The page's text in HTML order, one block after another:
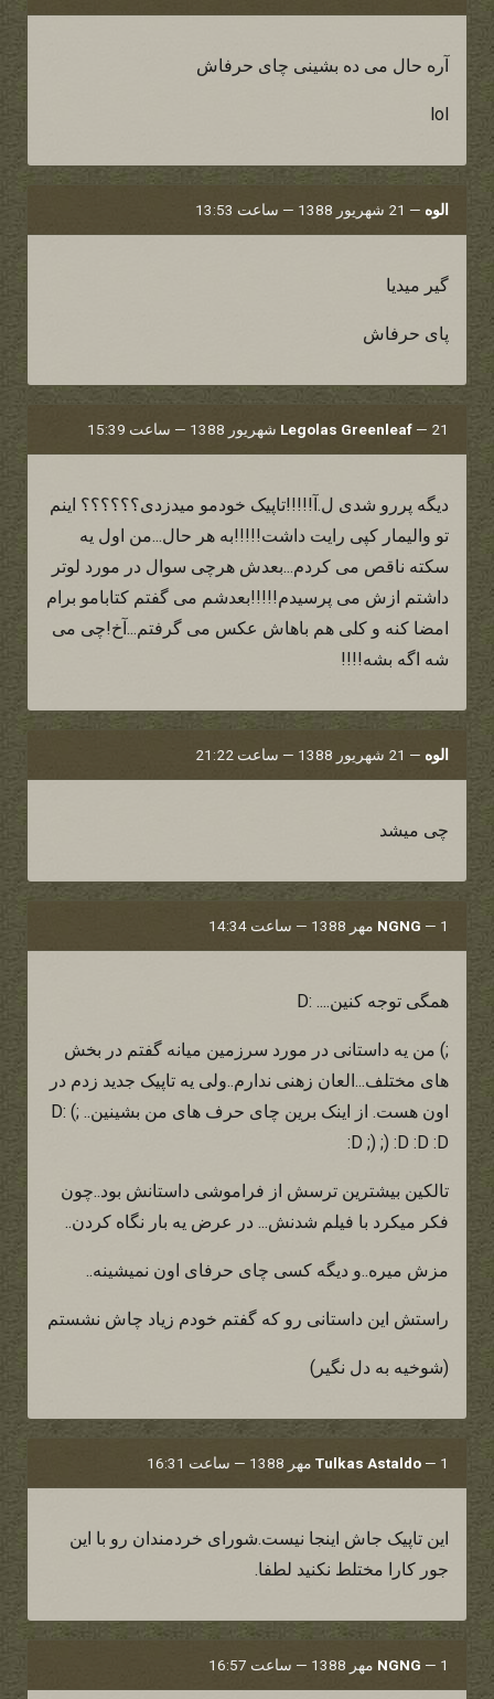
آره حال مى ده بشينى چاى حرفاش
lol
الوه — 21 شهریور 1388 — ساعت 13:53
گیر میدیا
پای حرفاش
Legolas Greenleaf — 21 شهریور 1388 — ساعت 15:39
دیگه پررو شدی ل.آ!!!!!تاپیک خودمو میدزدی؟؟؟؟؟؟ اینم
تو والیمار کپی رایت داشت!!!!!به هر حال...من اول یه
سکته ناقص می کردم...بعدش هرچی سوال در مورد لوتر
داشتم ازش می پرسیدم!!!!!بعدشم می گفتم کتابامو برام
امضا کنه و کلی هم باهاش عکس می گرفتم...آخ!چی می
شه اگه بشه!!!!
الوه — 21 شهریور 1388 — ساعت 21:22
چی میشد
NGNG — 1 مهر 1388 — ساعت 14:34
همگی توجه کنین.... :D
;) من یه داستانی در مورد سرزمین میانه گفتم در بخش
های مختلف...العان زهنی ندارم..ولی یه تاپیک جدید زدم در
اون هست. از اینک برین چای حرف های من بشینین.. ;) :D
:D ;) ;) :D :D :D
تالکین بیشترین ترسش از فراموشی داستانش بود..چون
فکر میکرد با فیلم شدنش... در عرض یه بار نگاه کردن..
مزش میره..و دیگه کسی چای حرفای اون نمیشینه..
راستش این داستانی رو که گفتم خودم زیاد چاش نشستم
(شوخیه به دل نگیر)
Tulkas Astaldo — 1 مهر 1388 — ساعت 16:31
این تاپیک جاش اینجا نیست.شورای خردمندان رو با این
جور کارا مختلط نکنید لطفا.
NGNG — 1 مهر 1388 — ساعت 16:57